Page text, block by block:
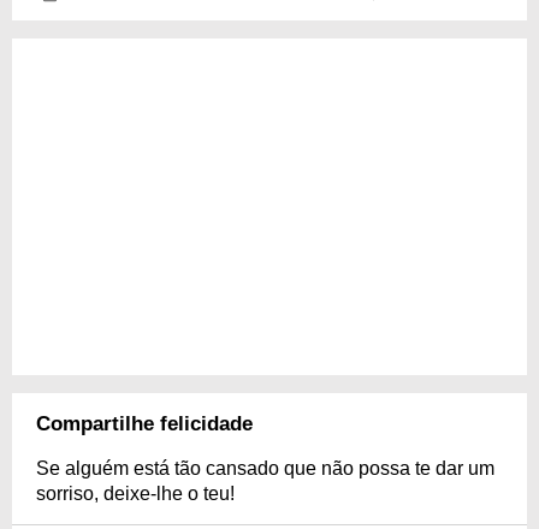
Compartilhe felicidade
Se alguém está tão cansado que não possa te dar um
sorriso, deixe-lhe o teu!